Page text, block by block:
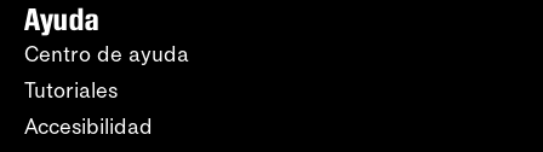
Ayuda
Centro de ayuda
Tutoriales
Accesibilidad